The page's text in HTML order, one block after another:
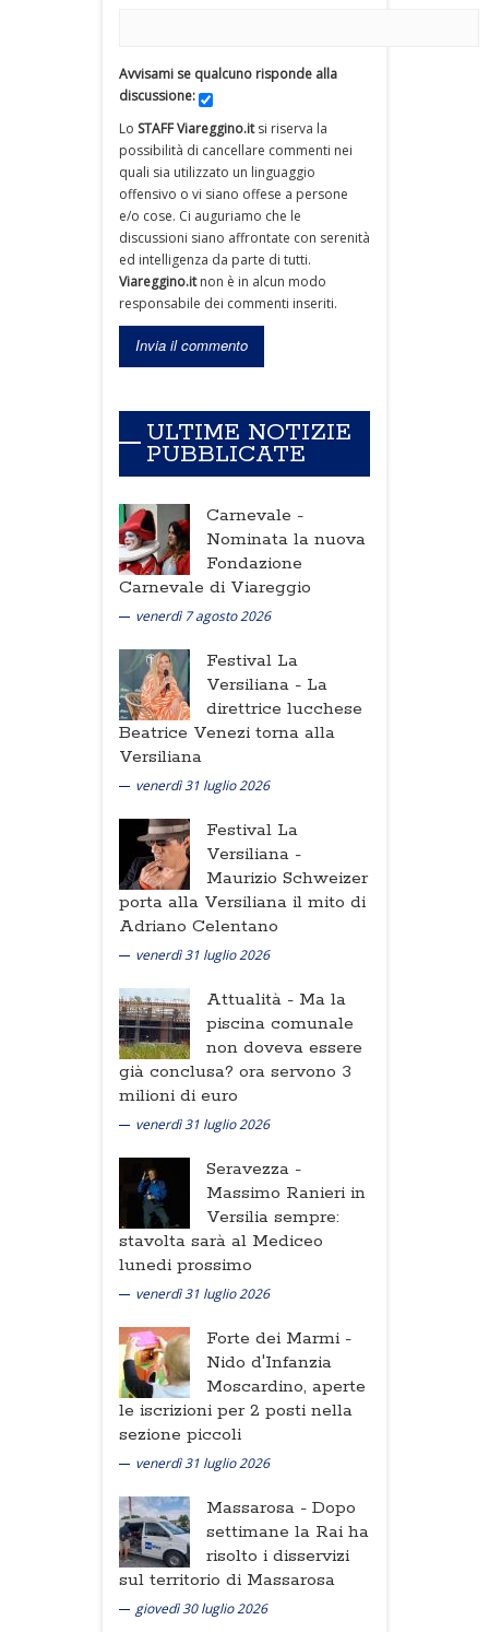
Avvisami se qualcuno risponde alla
discussione:
Lo STAFF Viareggino.itsi riserva la
possibilità di cancellare commenti nei
quali sia utilizzato un linguaggio
offensivo o vi siano offese a persone
e/o cose. Ci auguriamo che le
discussioni siano affrontate con serenità
ed intelligenza da parte di tutti.
Viareggino.itnon è in alcun modo
responsabile dei commenti inseriti.
ULTIME NOTIZIE
PUBBLICATE
Carnevale -
Nominata la nuova
Fondazione
Carnevale di Viareggio
venerdì 7 agosto 2026
Festival La
Versiliana - La
direttrice lucchese
Beatrice Venezi torna alla
Versiliana
venerdì 31 luglio 2026
Festival La
Versiliana -
Maurizio Schweizer
porta alla Versiliana il mito di
Adriano Celentano
venerdì 31 luglio 2026
Attualità - Ma la
piscina comunale
non doveva essere
già conclusa? ora servono 3
milioni di euro
venerdì 31 luglio 2026
Seravezza -
Massimo Ranieri in
Versilia sempre:
stavolta sarà al Mediceo
lunedi prossimo
venerdì 31 luglio 2026
Forte dei Marmi -
Nido d'Infanzia
Moscardino, aperte
le iscrizioni per 2 posti nella
sezione piccoli
venerdì 31 luglio 2026
Massarosa - Dopo
settimane la Rai ha
risolto i disservizi
sul territorio di Massarosa
giovedì 30 luglio 2026